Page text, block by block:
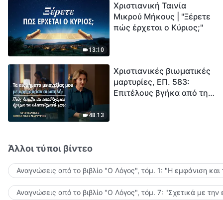
13:10
Χριστιανική Ταινία
Μικρού Μήκους | "Ξέρετε
πώς έρχεται ο Κύριος;"
48:13
Χριστιανικές βιωματικές
μαρτυρίες, ΕΠ. 583:
Επιτέλους βγήκα από τη
Άλλοι τύποι βίντεο
Αναγνώσεις από το βιβλίο "Ο Λόγος", τόμ. 1: "Η εμφάνιση
Αναγνώσεις από το βιβλίο "Ο Λόγος", τόμ. 7: "Σχετικά με την